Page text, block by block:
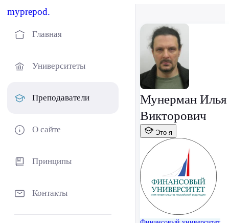
myprepod.
Главная
Университеты
Преподаватели
О сайте
Принципы
Контакты
Мунерман Илья
Викторович
Это я